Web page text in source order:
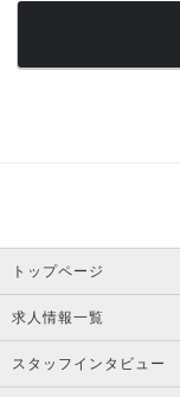
トップページ
求人情報一覧
スタッフインタビュー